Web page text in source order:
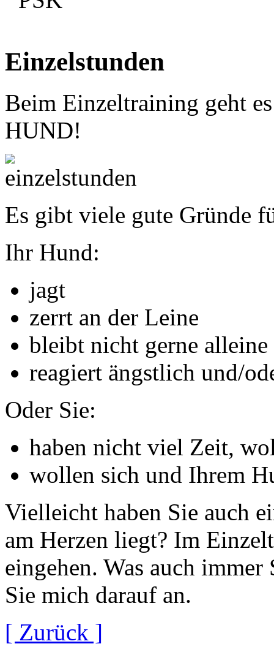
Einzelstunden
Beim Einzeltraining geht
HUND!
Es gibt viele gute Gründe
Ihr Hund:
jagt
zerrt an der Leine
bleibt nicht gerne alleine
reagiert ängstlich und/
Oder Sie:
haben nicht viel Zeit,
wollen sich und Ihrem
Vielleicht haben Sie auch
am Herzen liegt? Im
eingehen. Was auch
Sie mich darauf an.
[ Zurück ]